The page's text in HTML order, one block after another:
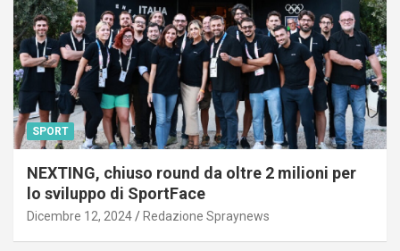
SPORT
NEXTING, chiuso round da oltre 2 milioni per
lo sviluppo di SportFace
Dicembre 12, 2024 Redazione Spraynews